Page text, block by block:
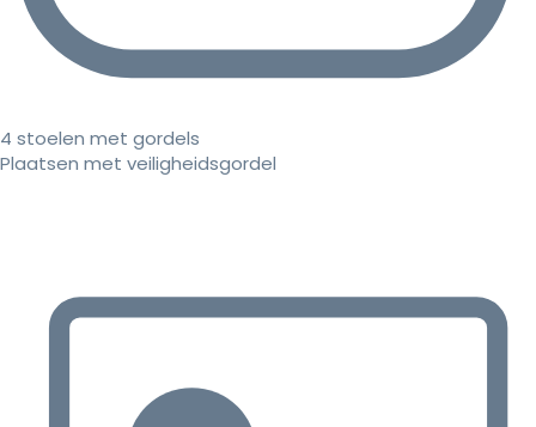
4 stoelen met gordels
Plaatsen met veiligheidsgordel